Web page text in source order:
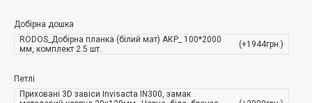
(білий, чорний)
Конструкція двері
Добірна дошка
RODOS_Добірна планка (білий мат) АКР_ 100*2000
мм, комплект 2.5 шт.
(+1944грн.)
Петлі
Приховані 3D завіси Invisacta IN300, замак